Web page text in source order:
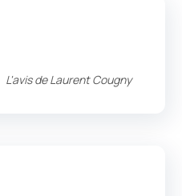
L'avis deLaurent Cougny